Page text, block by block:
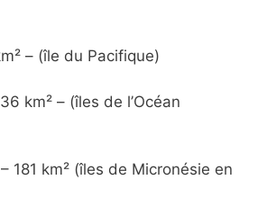
– (île du Pacifique)
km² – (îles de l’Océan
181 km² (îles de Micronésie en